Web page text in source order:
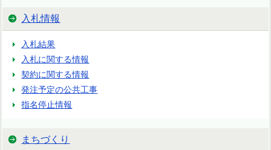
入札情報
入札結果
入札に関する情報
契約に関する情報
発注予定の公共工事
指名停止情報
まちづくり